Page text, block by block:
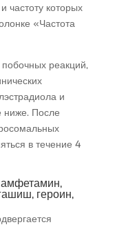
частоту которых
«Частота
реакций,
и
ниже. После
в течение 4
амфетамин,
героин,